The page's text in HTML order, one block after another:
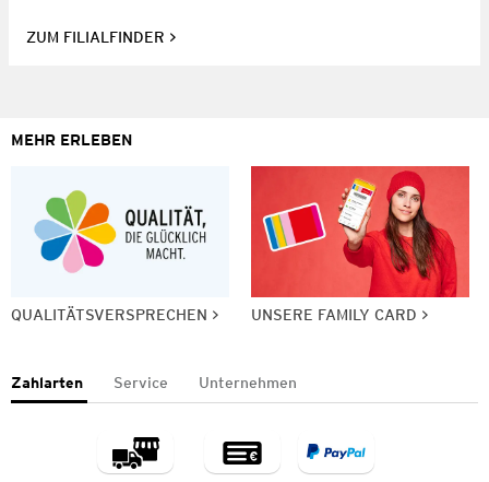
ZUM FILIALFINDER
MEHR ERLEBEN
QUALITÄTSVERSPRECHEN UNSERE FAMILY CARD
Zahlarten Service Unternehmen